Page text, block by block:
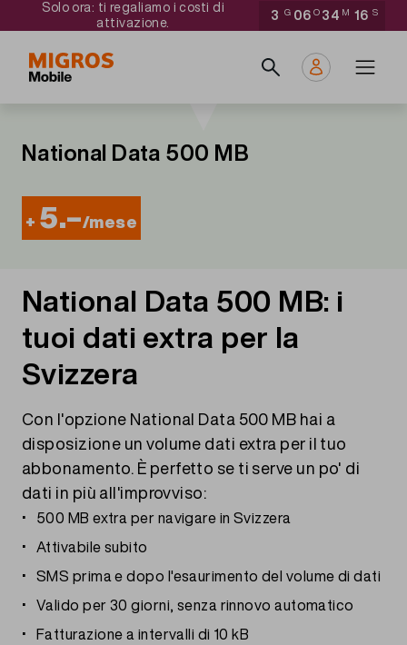
al
contenuto
principale
Navigate
to
home
page
Solo ora: ti regaliamo i costi di
attivazione.
3 G 06 O 34 M 16 S
navigation
National Data 500 MB
+ 5.–/mese
National Data 500 MB: i
tuoi dati extra per la
Svizzera
Con l'opzione National Data 500 MB hai a
disposizione un volume dati extra per il tuo
abbonamento. È perfetto se ti serve un po' di
dati in più all'improvviso:
500 MB extra per navigare in Svizzera
Attivabile subito
SMS prima e dopo l'esaurimento del volume di dati
Valido per 30 giorni, senza rinnovo automatico
Fatturazione a intervalli di 10 kB